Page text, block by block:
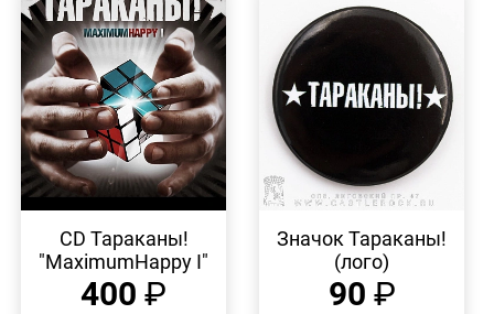
ПРОСМОТР
CD Тараканы!
"MaximumHappy I"
400 ₽
ПРОСМОТР
Значок Тараканы!
(лого)
90 ₽